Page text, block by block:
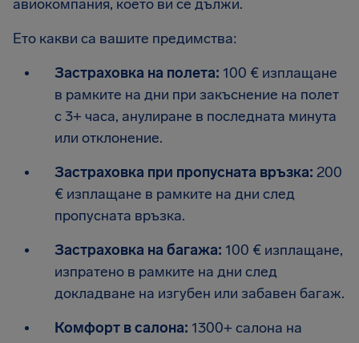
авиокомпания, което ви се дължи.
Ето какви са вашите предимства:
Застраховка на полета: 100 € изплащане
в рамките на дни при закъснение на полет
с 3+ часа, анулиране в последната минута
или отклонение.
Застраховка при пропусната връзка: 200
€ изплащане в рамките на дни след
пропусната връзка.
Застраховка на багажа: 100 € изплащане,
изпратено в рамките на дни след
докладване на изгубен или забавен багаж.
Комфорт в салона: 1300+ салона на